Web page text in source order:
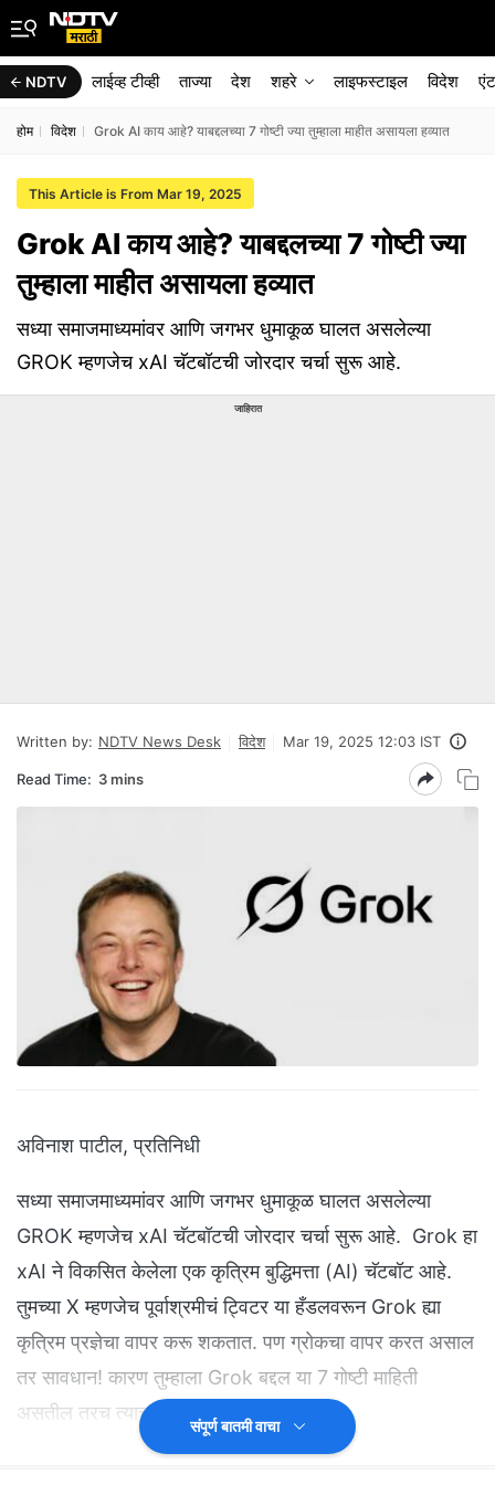
NDTV लाईव्ह टीव्ही ताज्या देश शहरे लाइफस्टाइल विदेश
होम विदेश Grok AI काय आहे? याबद्दलच्या 7 गोष्टी ज्या तुम्हाला माहीत असायला हव्यात
This Article is From Mar 19, 2025
Grok AI काय आहे? याबद्दलच्या 7 गोष्टी ज्या
तुम्हाला माहीत असायला हव्यात
सध्या समाजमाध्यमांवर आणि जगभर धुमाकूळ घालत असलेल्या
GROK म्हणजेच xAI चॅटबॉटची जोरदार चर्चा सुरू आहे.
जाहिरात
Written by: NDTV News Desk विदेश Mar 19, 2025 12:03 IST
Read Time: 3 mins
अविनाश पाटील, प्रतिनिधी
सध्या समाजमाध्यमांवर आणि जगभर धुमाकूळ घालत असलेल्या
GROK म्हणजेच xAI चॅटबॉटची जोरदार चर्चा सुरू आहे. Grok हा
xAI ने विकसित केलेला एक कृत्रिम बुद्धिमत्ता (AI) चॅटबॉट आहे.
तुमच्या X म्हणजेच पूर्वाश्रमीचं ट्विटर या हँडलवरून Grok ह्या
कृत्रिम प्रज्ञेचा वापर करू शकतात. पण ग्रोकचा वापर करत असाल
तर सावधान! कारण तुम्हाला Grok बद्दल या 7 गोष्टी माहिती
असतील तरच त्याचा वापर करावा.
संपूर्ण बातमी वाचा